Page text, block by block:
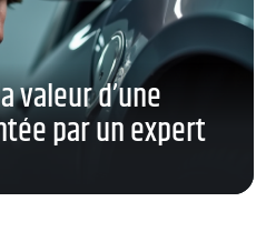
valeur d’une
par un expert